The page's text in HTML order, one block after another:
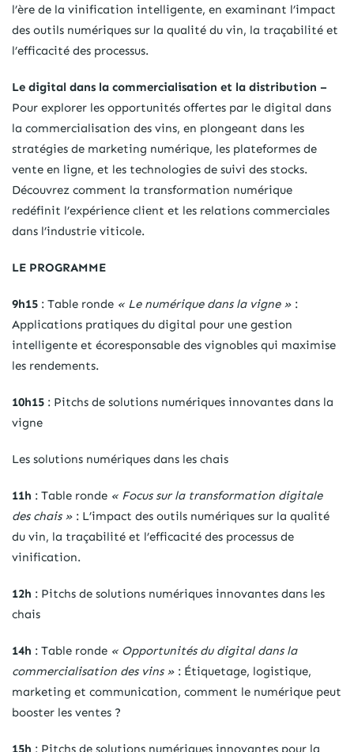
l’ère de la vinification intelligente, en examinant l’impact
des outils numériques sur la qualité du vin, la traçabilité et
l’efficacité des processus.
Le digital dans la commercialisation et la distribution –
Pour explorer les opportunités offertes par le digital dans
la commercialisation des vins, en plongeant dans les
stratégies de marketing numérique, les plateformes de
vente en ligne, et les technologies de suivi des stocks.
Découvrez comment la transformation numérique
redéfinit l’expérience client et les relations commerciales
dans l’industrie viticole.
LE PROGRAMME
9h15 : Table ronde « Le numérique dans la vigne » :
Applications pratiques du digital pour une gestion
intelligente et écoresponsable des vignobles qui maximise
les rendements.​
10h15 : Pitchs de solutions numériques innovantes​ dans la
vigne
Les solutions numériques dans les chais​
11h : Table ronde​ « Focus sur la transformation digitale
des chais » : L’impact des outils numériques sur la qualité
du vin, la traçabilité et l’efficacité des processus de
vinification.
12h : Pitchs de solutions numériques innovantes​ dans les
chais
14h : Table ronde​ « Opportunités du digital dans la
commercialisation des vins » : Étiquetage, logistique,
marketing et communication, comment le numérique peut
booster les ventes ?
15h : Pitchs de solutions numériques innovantes​ pour la